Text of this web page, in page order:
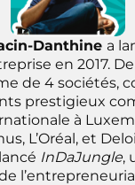
Danthine a
en 2017.
de 4 sociétés,
prestigieux
à
L’Oréal, et
InDaJungle,